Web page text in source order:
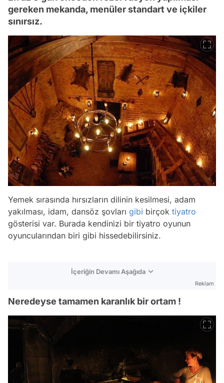
gereken mekanda, menüler standart ve içkiler
sınırsız.
Yemek sırasında hırsızların dilinin kesilmesi, adam
yakılması, idam, dansöz şovları gibi birçok tiyatro
gösterisi var. Burada kendinizi bir tiyatro oyunun
oyuncularından biri gibi hissedebilirsiniz.
İçeriğin Devamı Aşağıda
Reklam
Neredeyse tamamen karanlık bir ortam !